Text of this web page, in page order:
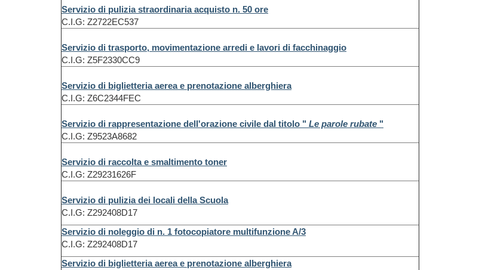
Servizio di pulizia straordinaria acquisto n. 50 ore
C.I.G: Z2722EC537
Servizio di trasporto, movimentazione arredi e lavori di facchinaggio
C.I.G: Z5F2330CC9
Servizio di biglietteria aerea e prenotazione alberghiera
C.I.G: Z6C2344FEC
Servizio di rappresentazione dell'orazione civile dal titolo " Le parole rubate "
C.I.G: Z9523A8682
Servizio di raccolta e smaltimento toner
C.I.G: Z29231626F
Servizio di pulizia dei locali della Scuola
C.I.G: Z292408D17
Servizio di noleggio di n. 1 fotocopiatore multifunzione A/3
C.I.G: Z292408D17
Servizio di biglietteria aerea e prenotazione alberghiera